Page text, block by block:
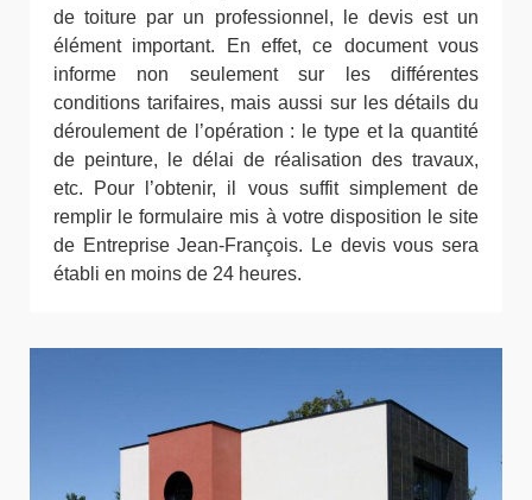
de toiture par un professionnel, le devis est un
élément important. En effet, ce document vous
informe non seulement sur les différentes
conditions tarifaires, mais aussi sur les détails du
déroulement de l’opération : le type et la quantité
de peinture, le délai de réalisation des travaux,
etc. Pour l’obtenir, il vous suffit simplement de
remplir le formulaire mis à votre disposition le site
de Entreprise Jean-François. Le devis vous sera
établi en moins de 24 heures.